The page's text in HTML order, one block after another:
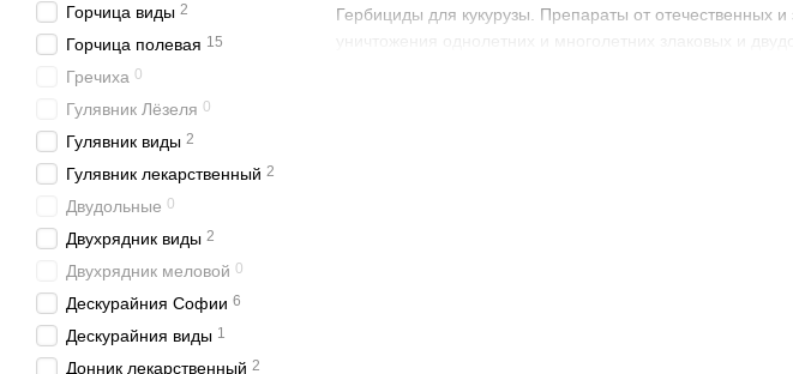
Гербициды для кукурузы. Препараты от отечественных
Горчица виды 2
Горчица полевая 15
Гречиха 0
Гулявник Лёзеля 0
Гулявник виды 2
Гулявник лекарственный 2
Двудольные 0
Двухрядник виды 2
Двухрядник меловой 0
Дескурайния Софии 6
Дескурайния виды 1
Донник лекарственный 2